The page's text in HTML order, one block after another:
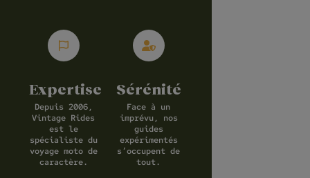
Expertise
Depuis 2006,
Vintage Rides
est le
spécialiste du
voyage moto de
caractère.
Sérénité
Face à un
imprévu, nos
guides
expérimentés
s’occupent de
tout.